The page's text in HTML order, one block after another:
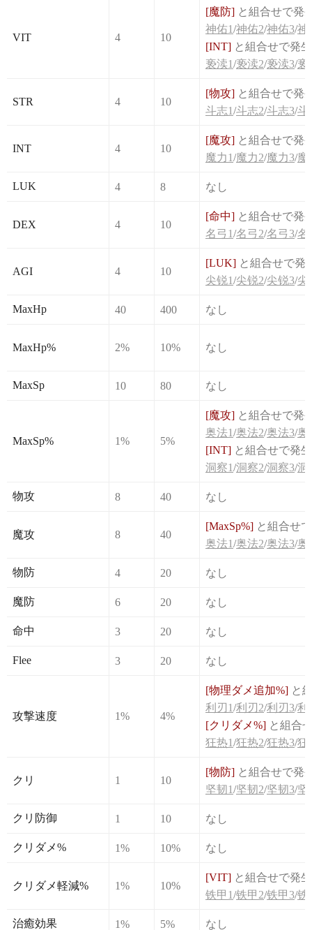
VIT 4 10
[魔防] と組合せで発
神佑1/神佑2/神佑3/神
[INT] と組合せで発生
亵渎1/亵渎2/亵渎3/亵
STR 4 10
[物攻] と組合せで発
斗志1/斗志2/斗志3/斗
INT 4 10
[魔攻] と組合せで発
魔力1/魔力2/魔力3/魔
LUK 4 8 なし
DEX 4 10
[命中] と組合せで発
名弓1/名弓2/名弓3/名
AGI 4 10
[LUK] と組合せで発
尖锐1/尖锐2/尖锐3/尖
MaxHp 40 400 なし
MaxHp% 2% 10% なし
MaxSp 10 80 なし
MaxSp% 1% 5%
[魔攻] と組合せで発
奥法1/奥法2/奥法3/奥
[INT] と組合せで発生
洞察1/洞察2/洞察3/洞
物攻 8 40 なし
魔攻 8 40
[MaxSp%] と組合せ
奥法1/奥法2/奥法3/奥
物防 4 20 なし
魔防 6 20 なし
命中 3 20 なし
Flee 3 20 なし
攻撃速度 1% 4%
[物理ダメ追加%] と
利刃1/利刃2/利刃3/利
[クリダメ%] と組合
狂热1/狂热2/狂热3/狂
クリ 1 10
[物防] と組合せで発
坚韧1/坚韧2/坚韧3/坚
クリ防御 1 10 なし
クリダメ% 1% 10% なし
クリダメ軽減% 1% 10%
[VIT] と組合せで発生
铁甲1/铁甲2/铁甲3/铁
治癒効果 1% 5% なし